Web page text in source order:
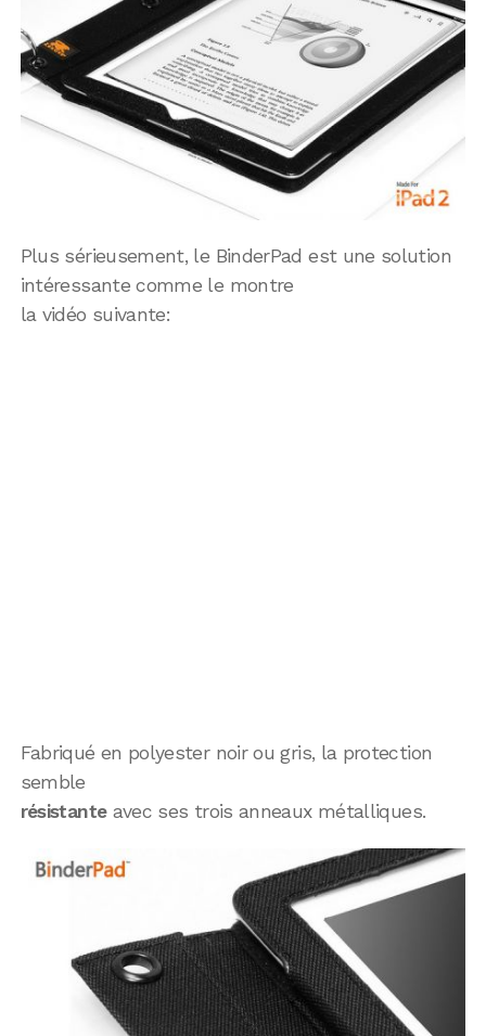
Plus sérieusement, le BinderPad est une solution
intéressante comme le montre
la vidéo suivante:
Fabriqué en polyester noir ou gris, la protection
semble
résistanteavec ses trois anneaux métalliques.